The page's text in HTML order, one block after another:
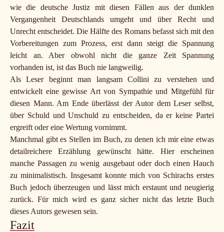
wie die deutsche Justiz mit diesen Fällen aus der dunklen
Vergangenheit Deutschlands umgeht und über Recht und
Unrecht entscheidet. Die Hälfte des Romans befasst sich mit den
Vorbereitungen zum Prozess, erst dann steigt die Spannung
leicht an. Aber obwohl nicht die ganze Zeit Spannung
vorhanden ist, ist das Buch nie langweilig.
Als Leser beginnt man langsam Collini zu verstehen und
entwickelt eine gewisse Art von Sympathie und Mitgefühl für
diesen Mann. Am Ende überlässt der Autor dem Leser selbst,
über Schuld und Unschuld zu entscheiden, da er keine Partei
ergreift oder eine Wertung vornimmt.
Manchmal gibt es Stellen im Buch, zu denen ich mir eine etwas
detailreichere Erzählung gewünscht hätte. Hier erscheinen
manche Passagen zu wenig ausgebaut oder doch einen Hauch
zu minimalistisch. Insgesamt konnte mich von Schirachs erstes
Buch jedoch überzeugen und lässt mich erstaunt und neugierig
zurück. Für mich wird es ganz sicher nicht das letzte Buch
dieses Autors gewesen sein.
Fazit